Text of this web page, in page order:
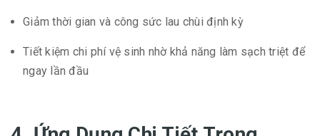
Giảm thời gian và công sức lau chùi định kỳ
Tiết kiệm chi phí vệ sinh nhờ khả năng làm sạch triệt để
ngay lần đầu